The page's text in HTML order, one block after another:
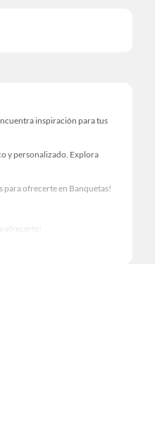
inspiración para tus
y personalizado. Explora
para ofrecerte en Banquetas!
ofrecerte!
¡Visítanos y haz tus ideas